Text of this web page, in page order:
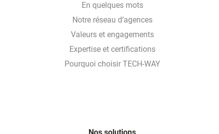
En quelques mots
Notre réseau d’agences
Valeurs et engagements
Expertise et certifications
Pourquoi choisir TECH-WAY